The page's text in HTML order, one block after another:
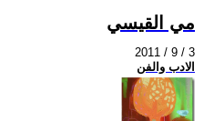
مي القيسي
2011 / 9 / 3
الادب والفن